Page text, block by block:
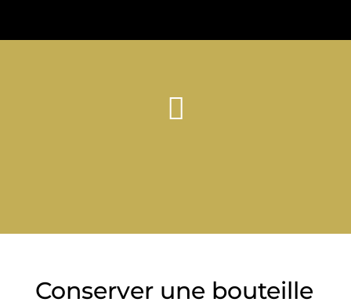

Conserver une bouteille